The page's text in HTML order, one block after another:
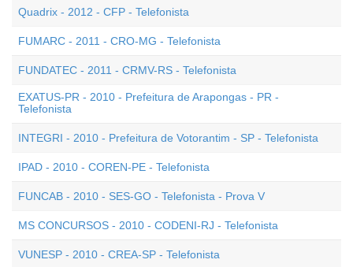
Quadrix - 2012 - CFP - Telefonista
FUMARC - 2011 - CRO-MG - Telefonista
FUNDATEC - 2011 - CRMV-RS - Telefonista
EXATUS-PR - 2010 - Prefeitura de Arapongas - PR -
Telefonista
INTEGRI - 2010 - Prefeitura de Votorantim - SP - Telefonista
IPAD - 2010 - COREN-PE - Telefonista
FUNCAB - 2010 - SES-GO - Telefonista - Prova V
MS CONCURSOS - 2010 - CODENI-RJ - Telefonista
VUNESP - 2010 - CREA-SP - Telefonista